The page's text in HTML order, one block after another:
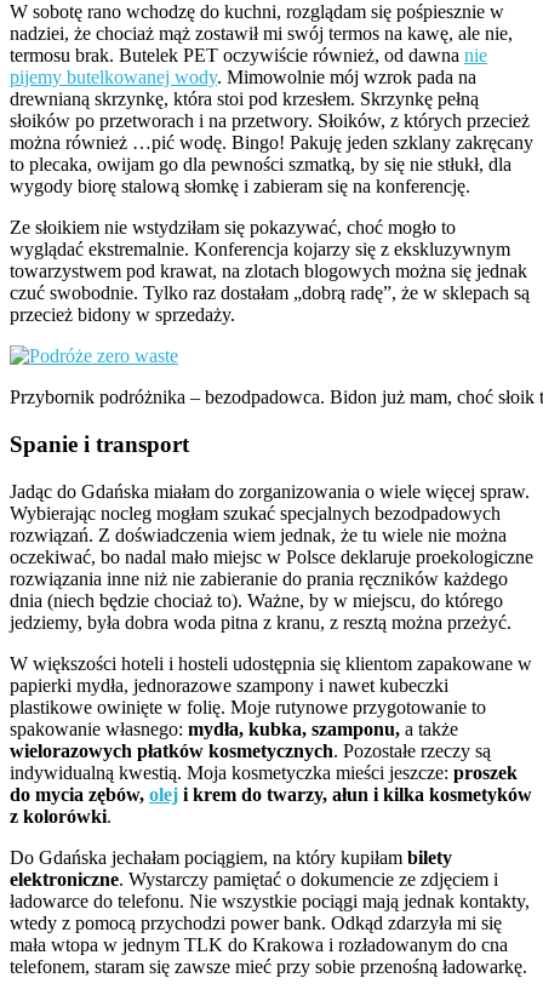
W sobotę rano wchodzę do kuchni, rozglądam się pośpiesznie w
nadziei, że chociaż mąż zostawił mi swój termos na kawę, ale nie,
termosu brak. Butelek PET oczywiście również, od dawna nie
pijemy butelkowanej wody. Mimowolnie mój wzrok pada na
drewnianą skrzynkę, która stoi pod krzesłem. Skrzynkę pełną
słoików po przetworach i na przetwory. Słoików, z których przecież
można również …pić wodę. Bingo! Pakuję jeden szklany zakręcany
to plecaka, owijam go dla pewności szmatką, by się nie stłukł, dla
wygody biorę stalową słomkę i zabieram się na konferencję.
Ze słoikiem nie wstydziłam się pokazywać, choć mogło to
wyglądać ekstremalnie. Konferencja kojarzy się z ekskluzywnym
towarzystwem pod krawat, na zlotach blogowych można się jednak
czuć swobodnie. Tylko raz dostałam „dobrą radę”, że w sklepach są
przecież bidony w sprzedaży.
Przybornik podróżnika – bezodpadowca. Bidon już mam, choć słoik
Spanie i transport
Jadąc do Gdańska miałam do zorganizowania o wiele więcej spraw.
Wybierając nocleg mogłam szukać specjalnych bezodpadowych
rozwiązań. Z doświadczenia wiem jednak, że tu wiele nie można
oczekiwać, bo nadal mało miejsc w Polsce deklaruje proekologiczne
rozwiązania inne niż nie zabieranie do prania ręczników każdego
dnia (niech będzie chociaż to). Ważne, by w miejscu, do którego
jedziemy, była dobra woda pitna z kranu, z resztą można przeżyć.
W większości hoteli i hosteli udostępnia się klientom zapakowane w
papierki mydła, jednorazowe szampony i nawet kubeczki
plastikowe owinięte w folię. Moje rutynowe przygotowanie to
spakowanie własnego: mydła, kubka, szamponu, a także
wielorazowych płatków kosmetycznych. Pozostałe rzeczy są
indywidualną kwestią. Moja kosmetyczka mieści jeszcze: proszek
do mycia zębów, olej i krem do twarzy, ałun i kilka kosmetyków
z kolorówki.
Do Gdańska jechałam pociągiem, na który kupiłam bilety
elektroniczne. Wystarczy pamiętać o dokumencie ze zdjęciem i
ładowarce do telefonu. Nie wszystkie pociągi mają jednak kontakty,
wtedy z pomocą przychodzi power bank. Odkąd zdarzyła mi się
mała wtopa w jednym TLK do Krakowa i rozładowanym do cna
telefonem, staram się zawsze mieć przy sobie przenośną ładowarkę.